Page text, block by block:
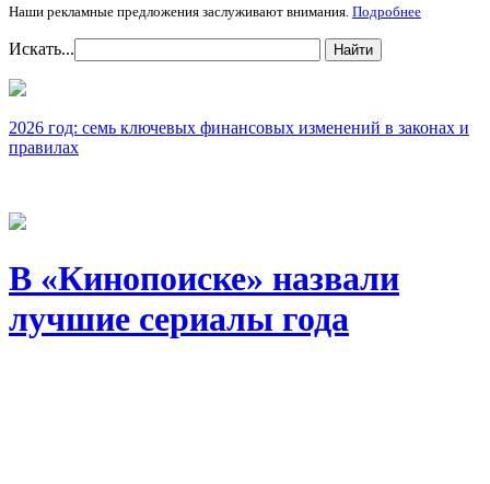
Наши рекламные предложения заслуживают внимания. Подробнее
Искать... Найти
2026 год: семь ключевых финансовых изменений в законах и
правилах
В «Кинопоиске» назвали
лучшие сериалы года